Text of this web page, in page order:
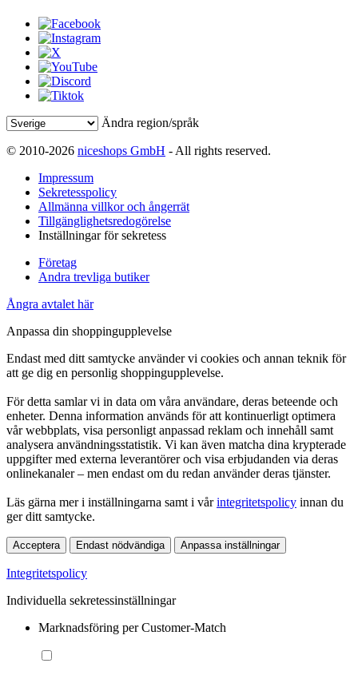
Ändra region/språk
© 2010-2026 niceshops GmbH - All rights reserved.
Impressum
Sekretesspolicy
Allmänna villkor och ångerrät
Tillgänglighetsredogörelse
Inställningar för sekretess
Företag
Andra trevliga butiker
Ångra avtalet här
Anpassa din shoppingupplevelse
Endast med ditt samtycke använder vi cookies och annan teknik för
att ge dig en personlig shoppingupplevelse.
För detta samlar vi in data om våra användare, deras beteende och
enheter. Denna information används för att kontinuerligt optimera
vår webbplats, visa personligt anpassad reklam och innehåll samt
analysera användningsstatistik. Vi kan även matcha dina krypterade
uppgifter med externa leverantörer och visa erbjudanden via deras
onlinekanaler – men endast om du redan använder deras tjänster.
Läs gärna mer i inställningarna samt i vårintegritetspolicy innan du
ger ditt samtycke.
Acceptera Endast nödvändiga Anpassa inställningar
Integritetspolicy
Individuella sekretessinställningar
Marknadsföring per Customer-Match